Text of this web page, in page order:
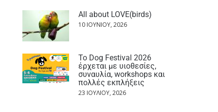
All about LOVE(birds)
10 ΙΟΥΝΊΟΥ, 2026
Το Dog Festival 2026
έρχεται με υιοθεσίες,
συναυλία, workshops και
πολλές εκπλήξεις
23 ΙΟΥΛΊΟΥ, 2026